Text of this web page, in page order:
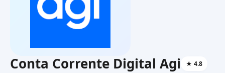
Conta Corrente Digital Agi ★ 4.8